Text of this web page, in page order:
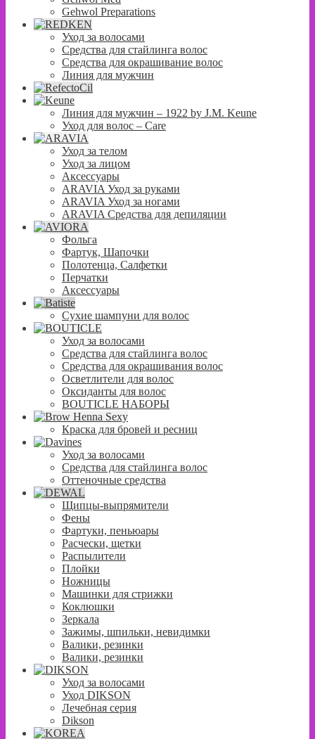
Gehwol Preparations
Уход за волосами
Средства для стайлинга волос
Средства для окрашивание волос
Линия для мужчин
Линия для мужчин – 1922 by J.M. Keune
Уход для волос – Сare
Уход за телом
Уход за лицом
Аксессуары
ARAVIA Уход за руками
ARAVIA Уход за ногами
ARAVIA Средства для депиляции
Фольга
Фартук, Шапочки
Полотенца, Салфетки
Перчатки
Аксессуары
Сухие шампуни для волос
Уход за волосами
Средства для стайлинга волос
Средства для окрашивания волос
Осветлители для волос
Оксиданты для волос
BOUTICLE НАБОРЫ
Краска для бровей и ресниц
Уход за волосами
Средства для стайлинга волос
Оттеночные средства
Щипцы-выпрямители
Фены
Фартуки, пеньюары
Расчески, щетки
Распылители
Плойки
Ножницы
Машинки для стрижки
Коклюшки
Зеркала
Зажимы, шпильки, невидимки
Валики, резинки
Валики, резинки
Уход за волосами
Уход DIKSON
Лечебная серия
Dikson